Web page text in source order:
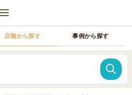
店舗から探す 事例から探す